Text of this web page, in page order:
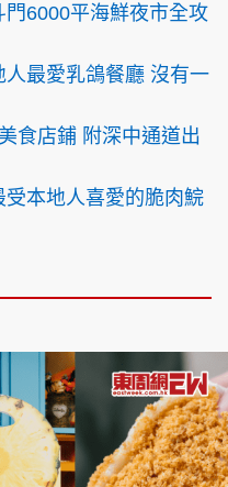
6000平海鮮夜市全攻
最愛乳鴿餐廳 沒有一
食店鋪 附深中通道出
本地人喜愛的脆肉鯇